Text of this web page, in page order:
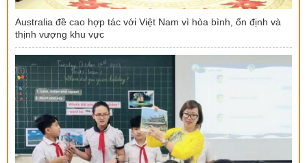
Australia đề cao hợp tác với Việt Nam vì hòa bình, ổn định và
thịnh vượng khu vực